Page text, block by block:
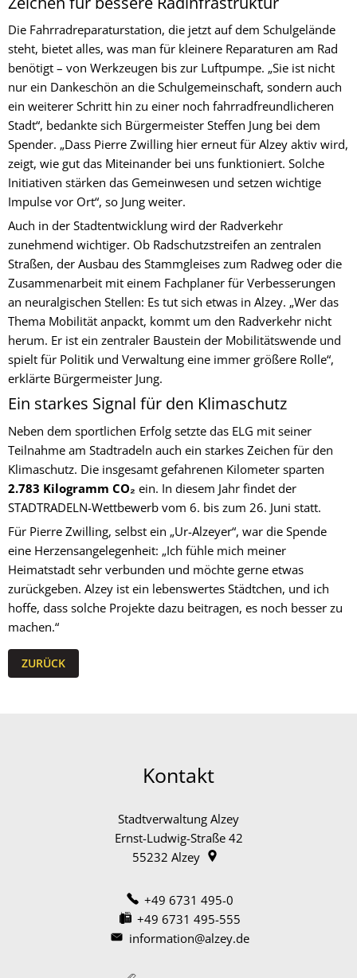
Die Fahrradreparaturstation, die jetzt auf dem Schulgelände
steht, bietet alles, was man für kleinere Reparaturen am Rad
benötigt – von Werkzeugen bis zur Luftpumpe. „Sie ist nicht
nur ein Dankeschön an die Schulgemeinschaft, sondern auch
ein weiterer Schritt hin zu einer noch fahrradfreundlicheren
Stadt“, bedankte sich Bürgermeister Steffen Jung bei dem
Spender. „Dass Pierre Zwilling hier erneut für Alzey aktiv wird,
zeigt, wie gut das Miteinander bei uns funktioniert. Solche
Initiativen stärken das Gemeinwesen und setzen wichtige
Impulse vor Ort“, so Jung weiter.
Auch in der Stadtentwicklung wird der Radverkehr
zunehmend wichtiger. Ob Radschutzstreifen an zentralen
Straßen, der Ausbau des Stammgleises zum Radweg oder die
Zusammenarbeit mit einem Fachplaner für Verbesserungen
an neuralgischen Stellen: Es tut sich etwas in Alzey. „Wer das
Thema Mobilität anpackt, kommt um den Radverkehr nicht
herum. Er ist ein zentraler Baustein der Mobilitätswende und
spielt für Politik und Verwaltung eine immer größere Rolle“,
erklärte Bürgermeister Jung.
Ein starkes Signal für den Klimaschutz
Neben dem sportlichen Erfolg setzte das ELG mit seiner
Teilnahme am Stadtradeln auch ein starkes Zeichen für den
Klimaschutz. Die insgesamt gefahrenen Kilometer sparten
2.783 Kilogramm CO₂ ein. In diesem Jahr findet der
STADTRADELN-Wettbewerb vom 6. bis zum 26. Juni statt.
Für Pierre Zwilling, selbst ein „Ur-Alzeyer“, war die Spende
eine Herzensangelegenheit: „Ich fühle mich meiner
Heimatstadt sehr verbunden und möchte gerne etwas
zurückgeben. Alzey ist ein lebenswertes Städtchen, und ich
hoffe, dass solche Projekte dazu beitragen, es noch besser zu
machen.“
ZURÜCK
Kontakt
Stadtverwaltung Alzey
Ernst-Ludwig-Straße 42
55232 Alzey
+49 6731 495-0
+49 6731 495-555
information@alzey.de